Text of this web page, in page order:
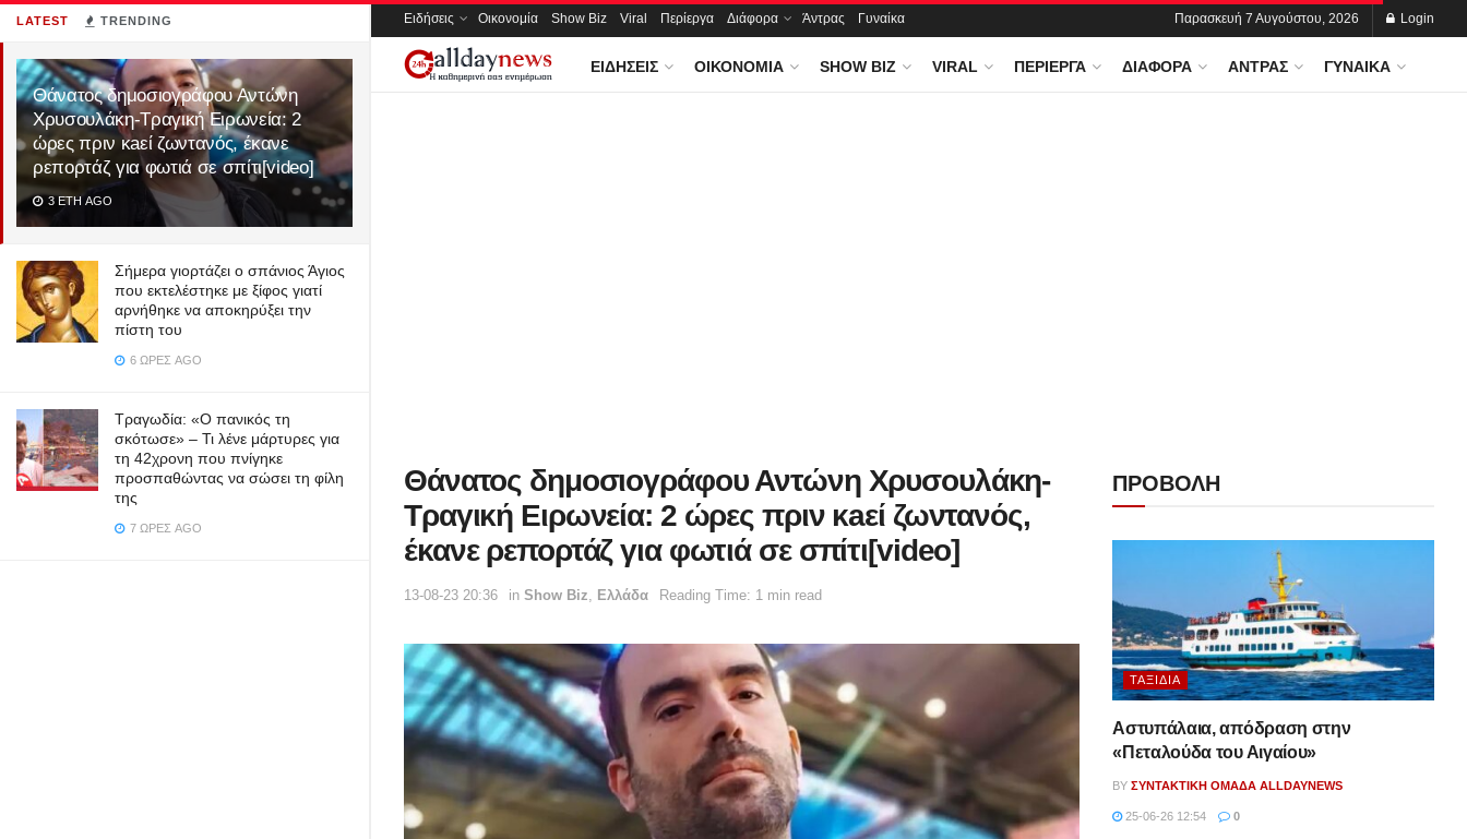
LATEST TRENDING
Θάνατος δημοσιογράφου Αντώνη
Χρυσουλάκη-Τραγική Ειρωνεία: 2
ώρες πριν κaεί ζωντανός, έκανε
ρεπορτάζ για φωτιά σε σπίτι[video]
3 ΈΤΗ AGO
Σήμερα γιορτάζει ο σπάνιος Άγιος
που εκτελέστηκε με ξίφος γιατί
αρνήθηκε να αποκηρύξει την
πίστη του
6 ΏΡΕΣ AGO
Τραγωδία: «Ο πανικός τη
σκότωσε» – Τι λένε μάρτυρες για
τη 42χρονη που πνίγηκε
προσπαθώντας να σώσει τη φίλη
της
7 ΏΡΕΣ AGO
Ειδήσεις Οικονομία Show Biz Viral Περίεργα Διάφορα Άντρας Γυναίκα Παρασκευή 7 Αυγούστου, 2026 Login
ΕΙΔΉΣΕΙΣ ΟΙΚΟΝΟΜΊΑ SHOW BIZ VIRAL ΠΕΡΊΕΡΓΑ ΔΙΆΦΟΡΑ ΆΝΤΡΑΣ ΓΥΝΑΊΚΑ
Θάνατος δημοσιογράφου Αντώνη Χρυσουλάκη-
Τραγική Ειρωνεία: 2 ώρες πριν κaεί ζωντανός,
έκανε ρεπορτάζ για φωτιά σε σπίτι[video]
13-08-23 20:36 in Show Biz, Ελλάδα Reading Time: 1 min read
ΠΡΟΒΟΛΗ
ΤΑΞΊΔΙΑ
Αστυπάλαια, απόδραση στην
«Πεταλούδα του Αιγαίου»
BY ΣΥΝΤΑΚΤΙΚΉ ΟΜΆΔΑ ALLDAYNEWS
25-06-26 12:54 0